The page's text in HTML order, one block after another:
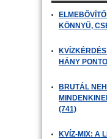
KÖNNYŰ,
HÁNY
BRUTÁL
(741)
KVÍZ-MIX: A